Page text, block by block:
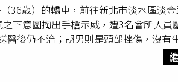
36歲）的轎車，前往新北市淡水區淡
下意圖掏出手槍示威，遭3名會所人員
醫後仍不治；胡男則是頭部挫傷，沒有
方調查，費男因為債務糾紛，偕同友
想從褲頭中掏出手槍示威，但此舉，卻